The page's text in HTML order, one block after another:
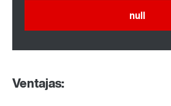
null
Ventajas: